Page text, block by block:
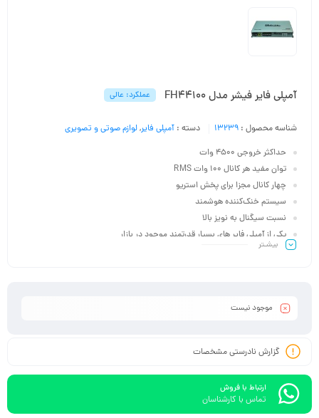
آمپلی فایر فیشر مدل FH44100 عملکرد: عالی
شناسه محصول : 13239 دسته : آمپلی فایر,لوازم صوتی و تصویری
حداکثر خروجی 4500 وات
توان مفید هر کانال 100 وات RMS
چهار کانال مجزا برای پخش استریو
سیستم خنک‌کننده هوشمند
نسبت سیگنال به نویز بالا
یکی از آمپلی فایر های بسیار قدرتمند موجود در بازار
کیفیت عالی و قدرتمند
بیشـتر
موجود نیست
گزارش نادرستی مشخصات
ارتباط با فروش
تماس با کارشناسان